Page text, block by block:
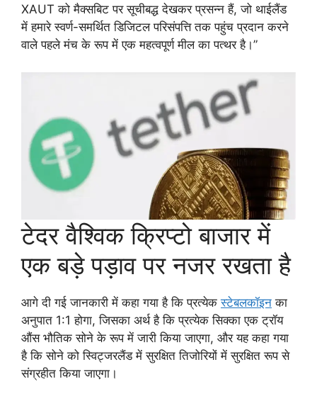
XAUT को मैक्सबिट पर सूचीबद्ध देखकर प्रसन्न हैं, जो थाईलैंड
में हमारे स्वर्ण-समर्थित डिजिटल परिसंपत्ति तक पहुंच प्रदान करने
वाले पहले मंच के रूप में एक महत्वपूर्ण मील का पत्थर है।”
टेदर वैश्विक क्रिप्टो बाजार में
एक बड़े पड़ाव पर नजर रखता है
आगे दी गई जानकारी में कहा गया है कि प्रत्येकस्टेबलकॉइन का
अनुपात 1:1 होगा, जिसका अर्थ है कि प्रत्येक सिक्का एक ट्रॉय
औंस भौतिक सोने के रूप में जारी किया जाएगा, और यह कहा गया
है कि सोने को स्विट्जरलैंड में सुरक्षित तिजोरियों में सुरक्षित रूप से
संग्रहीत किया जाएगा।